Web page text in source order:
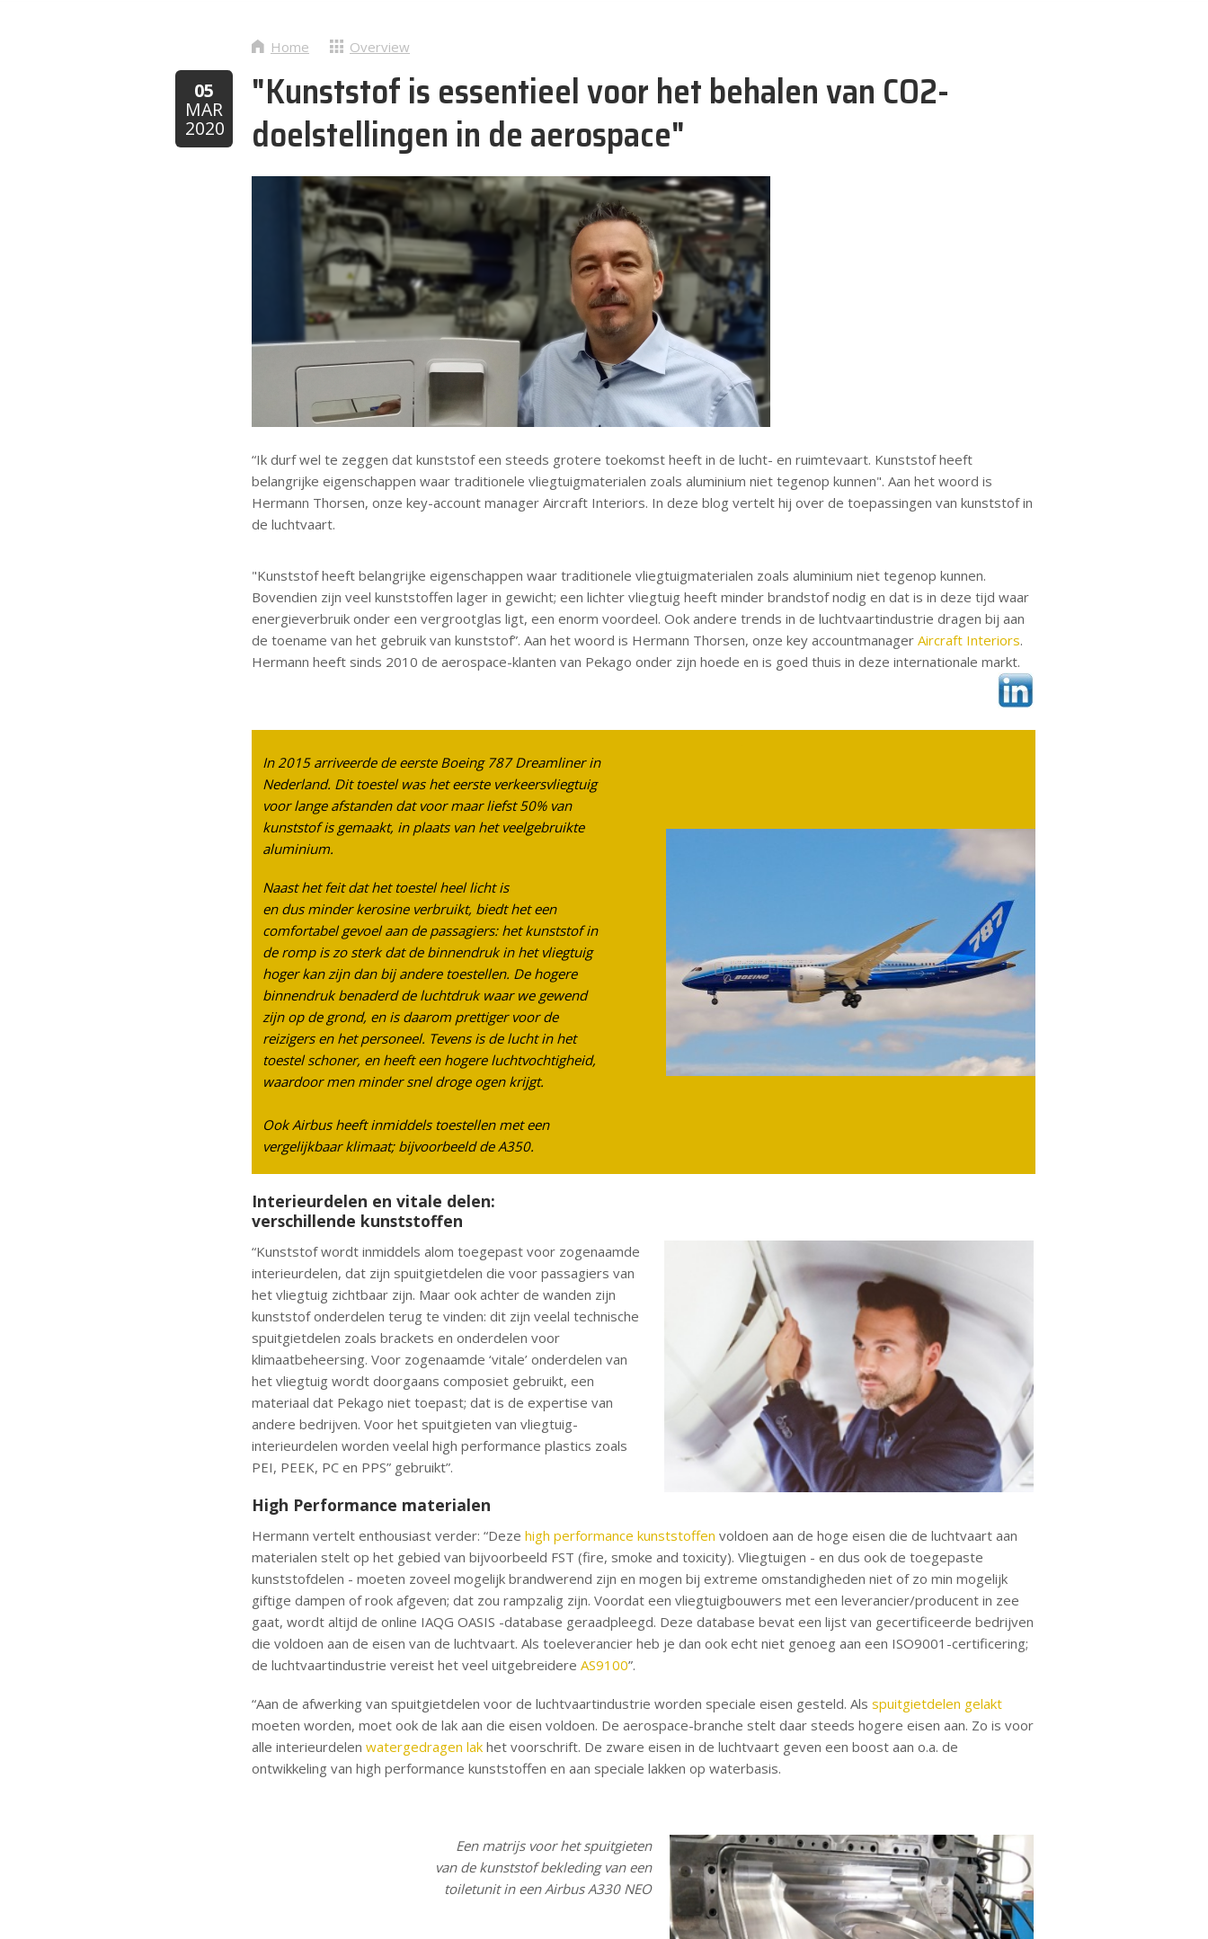
Home Overview
"Kunststof is essentieel voor het behalen van CO2-
doelstellingen in de aerospace"
05
MAR
2020
“Ik durf wel te zeggen dat kunststof een steeds grotere toekomst heeft in de lucht- en ruimtevaart. Kunststof heeft
belangrijke eigenschappen waar traditionele vliegtuigmaterialen zoals aluminium niet tegenop kunnen". Aan het woord is
Hermann Thorsen, onze key-account manager Aircraft Interiors. In deze blog vertelt hij over de toepassingen van kunststof in
de luchtvaart.
"Kunststof heeft belangrijke eigenschappen waar traditionele vliegtuigmaterialen zoals aluminium niet tegenop kunnen.
Bovendien zijn veel kunststoffen lager in gewicht; een lichter vliegtuig heeft minder brandstof nodig en dat is in deze tijd waar
energieverbruik onder een vergrootglas ligt, een enorm voordeel. Ook andere trends in de luchtvaartindustrie dragen bij aan
de toename van het gebruik van kunststof”. Aan het woord is Hermann Thorsen, onze key accountmanager Aircraft Interiors.
Hermann heeft sinds 2010 de aerospace-klanten van Pekago onder zijn hoede en is goed thuis in deze internationale markt.
In 2015 arriveerde de eerste Boeing 787 Dreamliner in
Nederland. Dit toestel was het eerste verkeersvliegtuig
voor lange afstanden dat voor maar liefst 50% van
kunststof is gemaakt, in plaats van het veelgebruikte
aluminium.
Naast het feit dat het toestel heel licht is
en dus minder kerosine verbruikt, biedt het een
comfortabel gevoel aan de passagiers: het kunststof in
de romp is zo sterk dat de binnendruk in het vliegtuig
hoger kan zijn dan bij andere toestellen. De hogere
binnendruk benaderd de luchtdruk waar we gewend
zijn op de grond, en is daarom prettiger voor de
reizigers en het personeel. Tevens is de lucht in het
toestel schoner, en heeft een hogere luchtvochtigheid,
waardoor men minder snel droge ogen krijgt.
Ook Airbus heeft inmiddels toestellen met een
vergelijkbaar klimaat; bijvoorbeeld de A350.
Interieurdelen en vitale delen:
verschillende kunststoffen
“Kunststof wordt inmiddels alom toegepast voor zogenaamde
interieurdelen, dat zijn spuitgietdelen die voor passagiers van
het vliegtuig zichtbaar zijn. Maar ook achter de wanden zijn
kunststof onderdelen terug te vinden: dit zijn veelal technische
spuitgietdelen zoals brackets en onderdelen voor
klimaatbeheersing. Voor zogenaamde ‘vitale’ onderdelen van
het vliegtuig wordt doorgaans composiet gebruikt, een
materiaal dat Pekago niet toepast; dat is de expertise van
andere bedrijven. Voor het spuitgieten van vliegtuig-
interieurdelen worden veelal high performance plastics zoals
PEI, PEEK, PC en PPS” gebruikt”.
High Performance materialen
Hermann vertelt enthousiast verder: “Deze high performance kunststoffen voldoen aan de hoge eisen die de luchtvaart aan
materialen stelt op het gebied van bijvoorbeeld FST (fire, smoke and toxicity). Vliegtuigen - en dus ook de toegepaste
kunststofdelen - moeten zoveel mogelijk brandwerend zijn en mogen bij extreme omstandigheden niet of zo min mogelijk
giftige dampen of rook afgeven; dat zou rampzalig zijn. Voordat een vliegtuigbouwers met een leverancier/producent in zee
gaat, wordt altijd de online IAQG OASIS -database geraadpleegd. Deze database bevat een lijst van gecertificeerde bedrijven
die voldoen aan de eisen van de luchtvaart. Als toeleverancier heb je dan ook echt niet genoeg aan een ISO9001-certificering;
de luchtvaartindustrie vereist het veel uitgebreidere AS9100”.
“Aan de afwerking van spuitgietdelen voor de luchtvaartindustrie worden speciale eisen gesteld. Als spuitgietdelen gelakt
moeten worden, moet ook de lak aan die eisen voldoen. De aerospace-branche stelt daar steeds hogere eisen aan. Zo is voor
alle interieurdelen watergedragen lakhet voorschrift. De zware eisen in de luchtvaart geven een boost aan o.a. de
ontwikkeling van high performance kunststoffen en aan speciale lakken op waterbasis.
Een matrijs voor het spuitgieten
van de kunststof bekleding van een
toiletunit in een Airbus A330 NEO